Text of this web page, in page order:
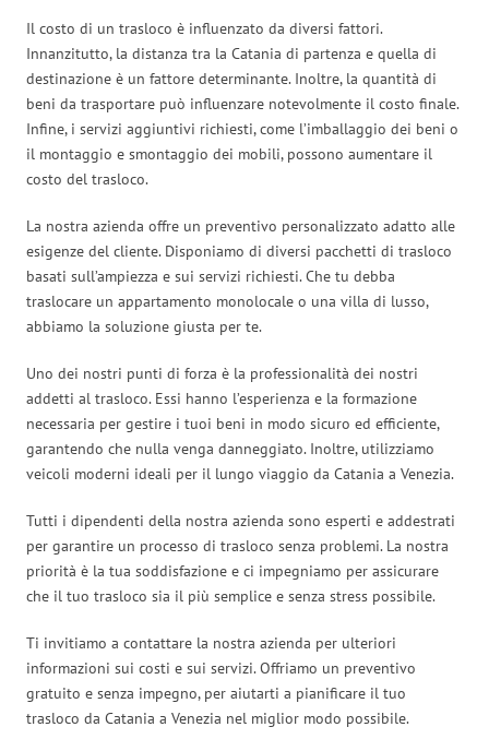
Il costo di un trasloco è influenzato da diversi fattori.
Innanzitutto, la distanza tra la Catania di partenza e quella di
destinazione è un fattore determinante. Inoltre, la quantità di
beni da trasportare può influenzare notevolmente il costo finale.
Infine, i servizi aggiuntivi richiesti, come l’imballaggio dei beni o
il montaggio e smontaggio dei mobili, possono aumentare il
costo del trasloco.
La nostra azienda offre un preventivo personalizzato adatto alle
esigenze del cliente. Disponiamo di diversi pacchetti di trasloco
basati sull’ampiezza e sui servizi richiesti. Che tu debba
traslocare un appartamento monolocale o una villa di lusso,
abbiamo la soluzione giusta per te.
Uno dei nostri punti di forza è la professionalità dei nostri
addetti al trasloco. Essi hanno l’esperienza e la formazione
necessaria per gestire i tuoi beni in modo sicuro ed efficiente,
garantendo che nulla venga danneggiato. Inoltre, utilizziamo
veicoli moderni ideali per il lungo viaggio da Catania a Venezia.
Tutti i dipendenti della nostra azienda sono esperti e addestrati
per garantire un processo di trasloco senza problemi. La nostra
priorità è la tua soddisfazione e ci impegniamo per assicurare
che il tuo trasloco sia il più semplice e senza stress possibile.
Ti invitiamo a contattare la nostra azienda per ulteriori
informazioni sui costi e sui servizi. Offriamo un preventivo
gratuito e senza impegno, per aiutarti a pianificare il tuo
trasloco da Catania a Venezia nel miglior modo possibile.